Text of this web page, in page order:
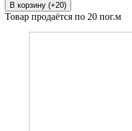
В корзину (+20)
Товар продаётся по 20 пог.м